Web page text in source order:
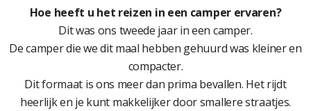
Hoe heeft u het reizen in een camper ervaren?
Dit was ons tweede jaar in een camper.
De camper die we dit maal hebben gehuurd was kleiner en
compacter.
Dit formaat is ons meer dan prima bevallen. Het rijdt
heerlijk en je kunt makkelijker door smallere straatjes.